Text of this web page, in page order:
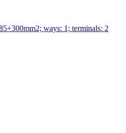
ways: 1; terminals: 2